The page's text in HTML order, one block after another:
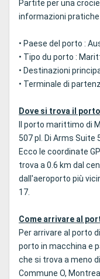
Partite per una
informazioni pratiche
• Paese del porto :
• Tipo du porto :
• Destinazioni
• Terminale di
Dove si trova il
Il porto marittimo di
507 pl. Di Arms Suite
Ecco le coordinate
trova a 0.6 km dal
dall'aeroporto più
17.
Come arrivare al
Per arrivare al porto
porto in macchina e
che si trova a meno
Commune O,